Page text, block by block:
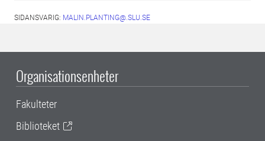
SIDANSVARIG: MALIN.PLANTING@.SLU.SE
Organisationsenheter
Fakulteter
Biblioteket